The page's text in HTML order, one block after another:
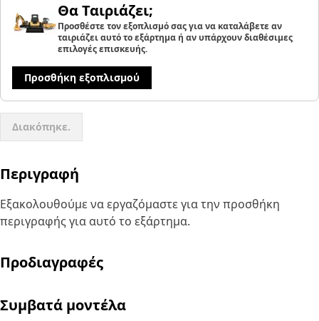
Θα Ταιριάζει;
Προσθέστε τον εξοπλισμό σας για να καταλάβετε αν
ταιριάζει αυτό το εξάρτημα ή αν υπάρχουν διαθέσιμες
επιλογές επισκευής.
Προσθήκη εξοπλισμού
Διακόπηκε.
Περιγραφή
Εξακολουθούμε να εργαζόμαστε για την προσθήκη
περιγραφής για αυτό το εξάρτημα.
Προδιαγραφές
Συμβατά μοντέλα